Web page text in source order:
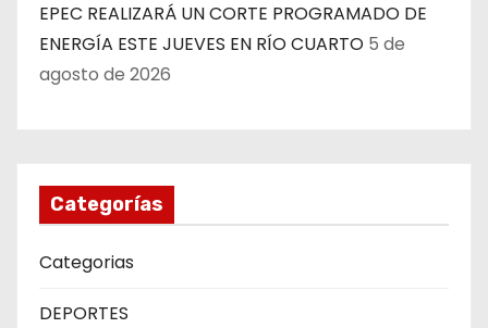
EPEC REALIZARÁ UN CORTE PROGRAMADO DE
ENERGÍA ESTE JUEVES EN RÍO CUARTO 5 de
agosto de 2026
Categorías
Categorias
DEPORTES